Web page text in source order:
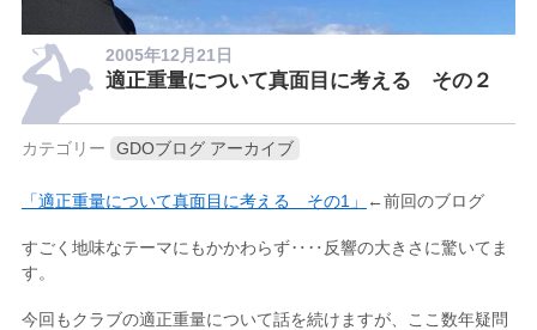
2005年12月21日
適正重量について真面目に考える その２
カテゴリー GDOブログ アーカイブ
「適正重量について真面目に考える その1」 ←前回のブログ
すごく地味なテーマにもかかわらず‥‥反響の大きさに驚いてま
す。
今回もクラブの適正重量について話を続けますが、ここ数年疑問